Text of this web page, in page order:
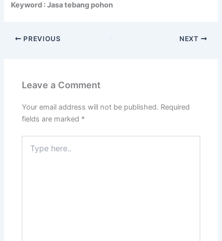
Keyword : Jasa tebang pohon
PREVIOUS NEXT
Leave a Comment
Your email address will not be published. Required
fields are marked *
here..